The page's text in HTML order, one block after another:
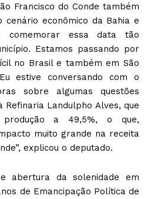
Francisco do Conde também
econômico da Bahia e
comemorar essa data tão
Estamos passando por
no Brasil e também em São
estive conversando com o
sobre algumas questões
Landulpho Alves, que
a 49,5%, o que,
muito grande na receita
explicou o deputado.
abertura da solenidade em
de Emancipação Política de